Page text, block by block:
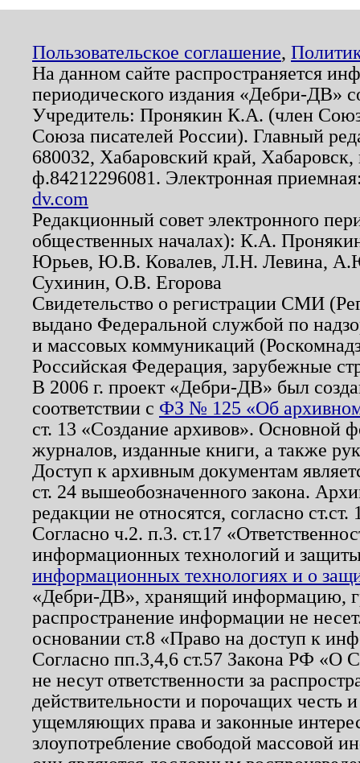
Пользовательское соглашение,
На данном сайте распространяется
периодического издания «Дебри-ДВ»
Учредитель: Пронякин К.А. (член
Союза писателей России). Главный
680032, Хабаровский край,
ф.84212296081. Электронная
dv.com
Редакционный совет электронного
общественных началах): К.А.
Юрьев, Ю.В. Ковалев, Л.Н. Левина,
Сухинин, О.В. Егорова
Свидетельство о регистрации СМИ
выдано Федеральной службой по
и массовых коммуникаций
Российская Федерация, зарубежные
В 2006 г. проект «Дебри-ДВ» был
соответствии с ФЗ № 125 «Об
ст. 13 «Создание архивов». Основной
журналов, изданные книги, а также
Доступ к архивным документам
ст. 24 вышеобозначенного закона.
редакции не относятся, согласно
Согласно ч.2. п.3. ст.17
информационных технологий и
информационных технологиях и о
«Дебри-ДВ», хранящий информацию,
распространение информации не
основании ст.8 «Право на доступ к
Согласно пп.3,4,6 ст.57 Закона РФ «О
не несут ответственности за
действительности и порочащих честь
ущемляющих права и законные
злоупотребление свободой массовой